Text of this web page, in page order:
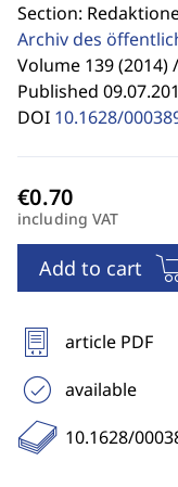
Section:
Archiv des
Volume 139 (2014) /
Published
DOI 10.1628/
including VAT
Add to cart
article PDF
available
10.1628/